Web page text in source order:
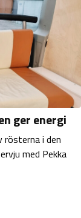
ger energi
rösterna i den
med Pekka